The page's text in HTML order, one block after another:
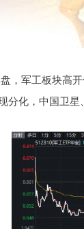
军工板块高开
分化，中国卫